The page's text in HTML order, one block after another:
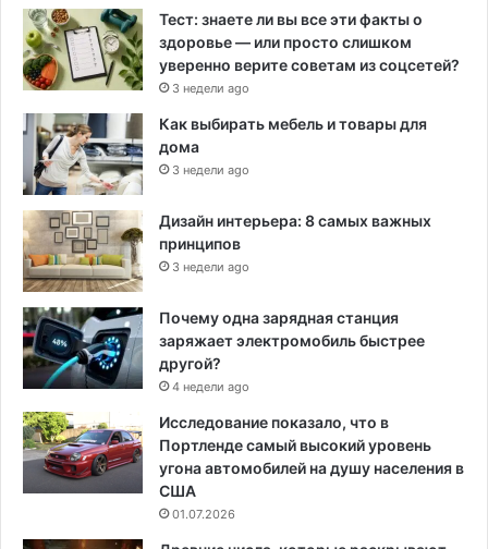
Тест: знаете ли вы все эти факты о
здоровье — или просто слишком
уверенно верите советам из соцсетей?
3 недели ago
Как выбирать мебель и товары для
дома
3 недели ago
Дизайн интерьера: 8 самых важных
принципов
3 недели ago
Почему одна зарядная станция
заряжает электромобиль быстрее
другой?
4 недели ago
Исследование показало, что в
Портленде самый высокий уровень
угона автомобилей на душу населения в
США
01.07.2026